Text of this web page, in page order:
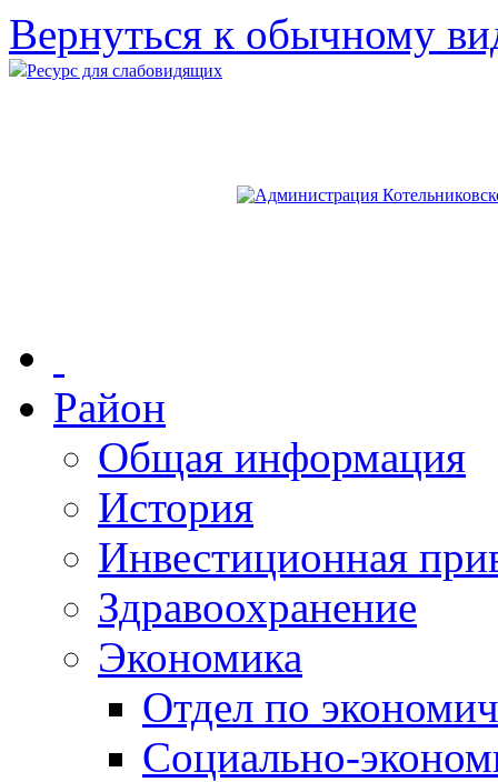
Вернуться к обычному
Ресурс для слабовидящих
Район
Общая информация
История
Инвестиционная
Здравоохранение
Экономика
Отдел по
Социально-